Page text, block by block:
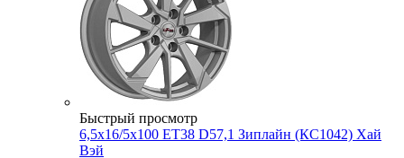
Быстрый просмотр
6,5x16/5x100 ET38 D57,1 Зиплайн (КС1042) Хай
Вэй